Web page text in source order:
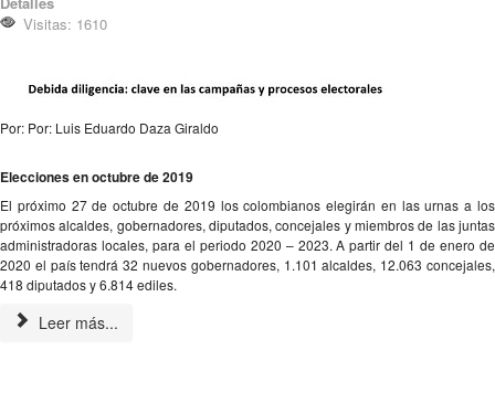
Visitas: 1610
Por: Por: Luis Eduardo Daza Giraldo
Elecciones en octubre de 2019
El próximo 27 de octubre de 2019 los colombianos elegirán en las urnas a los
próximos alcaldes, gobernadores, diputados, concejales y miembros de las juntas
administradoras locales, para el periodo 2020 – 2023. A partir del 1 de enero de
2020 el país tendrá 32 nuevos gobernadores, 1.101 alcaldes, 12.063 concejales,
418 diputados y 6.814 ediles.
Leer más...